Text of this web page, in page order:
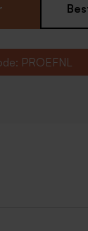
PROEFNL